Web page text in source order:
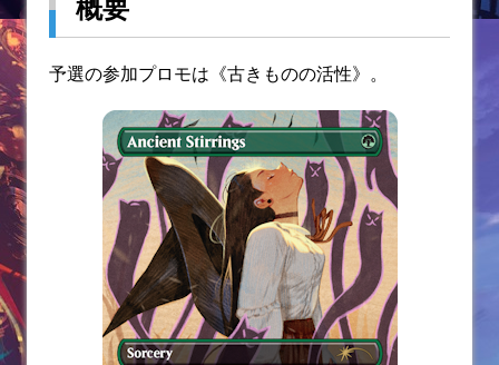
予選の参加プロモは《古きものの活性》。